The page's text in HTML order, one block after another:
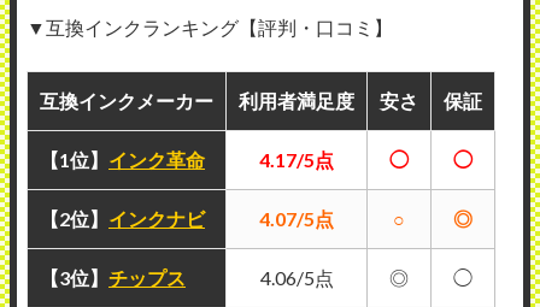
▼互換インクランキング【評判・口コミ】
互換インクメーカー 利用者満足度 安さ 保証
【1位】 インク革命 4.17/5点 ◯ ◯
【2位】 インクナビ 4.07/5点 ○ ◎
【3位】 チップス 4.06/5点 ◎ ◯